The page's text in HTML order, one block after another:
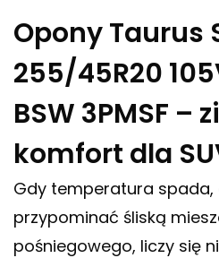
Opony Taurus
255/45R20
BSW 3PMSF –
komfort dla
Gdy temperatura
przypominać śliską
pośniegowego, liczy się